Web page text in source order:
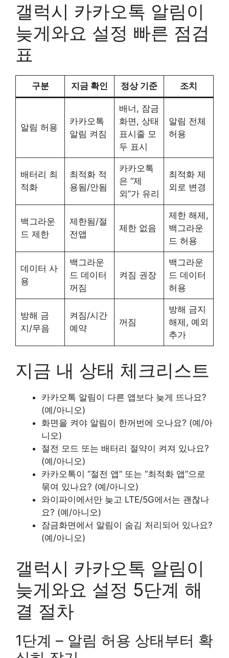
갤럭시 카카오톡 알림이
늦게와요 설정 빠른 점검
표
구분 지금 확인 정상 기준 조치
알림 허용
카카오톡
알림 켜짐
배너, 잠금
화면, 상태
표시줄 모
두 표시
알림 전체
허용
배터리 최
적화
최적화 적
용됨/안됨
카카오톡
은 “제
외”가 유리
최적화 제
외로 변경
백그라운
드 제한
제한됨/절
전앱
제한 없음
제한 해제,
백그라운
드 허용
데이터 사
용
백그라운
드 데이터
꺼짐
켜짐 권장
백그라운
드 데이터
허용
방해 금
지/무음
켜짐/시간
예약
꺼짐
방해 금지
해제, 예외
추가
지금 내 상태 체크리스트
카카오톡 알림이 다른 앱보다 늦게 뜨나요?
(예/아니오)
화면을 켜야 알림이 한꺼번에 오나요? (예/아
니오)
절전 모드 또는 배터리 절약이 켜져 있나요?
(예/아니오)
카카오톡이 “절전 앱” 또는 “최적화 앱”으로
묶여 있나요? (예/아니오)
와이파이에서만 늦고 LTE/5G에서는 괜찮나
요? (예/아니오)
잠금화면에서 알림이 숨김 처리되어 있나요?
(예/아니오)
갤럭시 카카오톡 알림이
늦게와요 설정 5단계 해
결 절차
1단계 – 알림 허용 상태부터 확